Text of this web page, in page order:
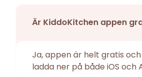
Är KiddoKitchen appen
Ja, appen är helt gratis
ladda ner på både iOS och